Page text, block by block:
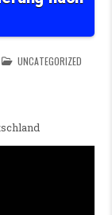
KROATISCHE LIED ÜBER
POSTED IN
UNCATEGORIZED